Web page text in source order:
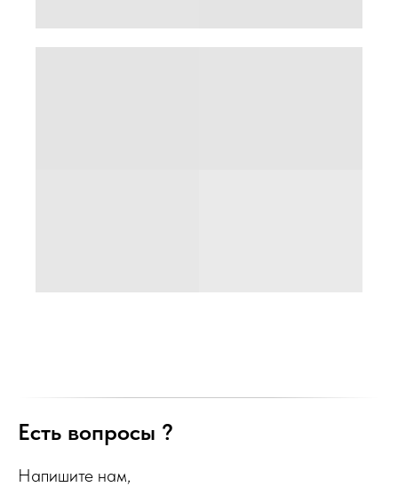
Есть вопросы ?
Напишите нам,